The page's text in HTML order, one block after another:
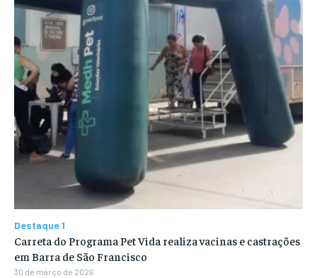
Destaque 1
Carreta do Programa Pet Vida realiza vacinas e castrações
em Barra de São Francisco
30 de março de 2026